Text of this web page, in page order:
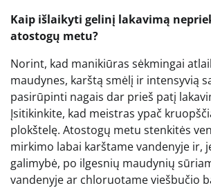
Kaip išlaikyti gelinį lakavimą
atostogų metu?
Norint, kad manikiūras sėkmingai
maudynes, karštą smėlį ir intensyvią
pasirūpinti nagais dar prieš patį
Įsitikinkite, kad meistras ypač
plokštelę. Atostogų metu stenkitės
mirkimo labai karštame vandenyje ir,
galimybė, po ilgesnių maudynių
vandenyje ar chloruotame viešbučio